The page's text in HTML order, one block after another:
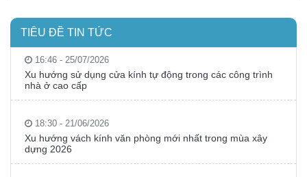
TIÊU ĐỀ TIN TỨC
16:46 - 25/07/2026
Xu hướng sử dụng cửa kính tự động trong các công trình
nhà ở cao cấp
18:30 - 21/06/2026
Xu hướng vách kính văn phòng mới nhất trong mùa xây
dựng 2026